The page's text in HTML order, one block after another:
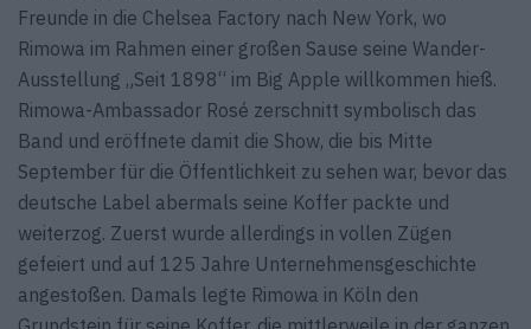
Freunde in die Chelsea Factory nach New York, wo
Rimowa im Rahmen einer großen Sause seine Wander-
Ausstellung „Seit 1898“ im Big Apple willkommen hieß.
Rimowa-Ambassador Rosé zerschnitt symbolisch das
Band und eröffnete damit die Show, die bis Mitte
September für die Öffentlichkeit zu sehen war, bevor das
deutsche Label abermals seine Koffer packte und
weiterzog. Zuerst wurde allerdings in vollen Zügen
gefeiert und auf 125 Jahre Unternehmensgeschichte
angestoßen. Damals legte Rimowa in Köln den